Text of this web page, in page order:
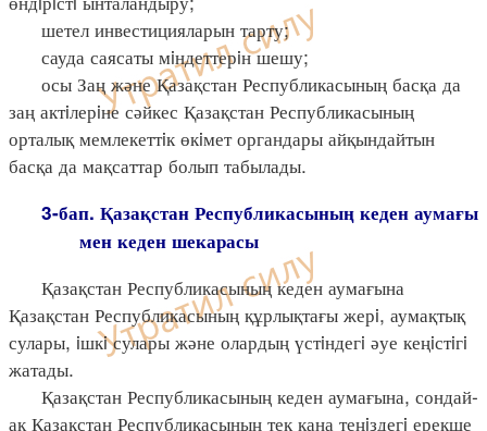
шетел инвестицияларын тарту;
сауда саясаты мiндеттерiн шешу;
осы Заң және Қазақстан Республикасының басқа да
заң актiлерiне сәйкес Қазақстан Республикасының
орталық мемлекеттiк өкiмет органдары айқындайтын
басқа да мақсаттар болып табылады.
3-бап. Қазақстан Республикасының кеден аумағы
мен кеден шекарасы
Қазақстан Республикасының кеден аумағына
Қазақстан Республикасының құрлықтағы жерi, аумақтық
сулары, iшкi сулары және олардың үстiндегi әуе кеңiстiгi
жатады.
Қазақстан Республикасының кеден аумағына, сондай-
ақ Қазақстан Республикасының тек қана теңiздегi ерекше